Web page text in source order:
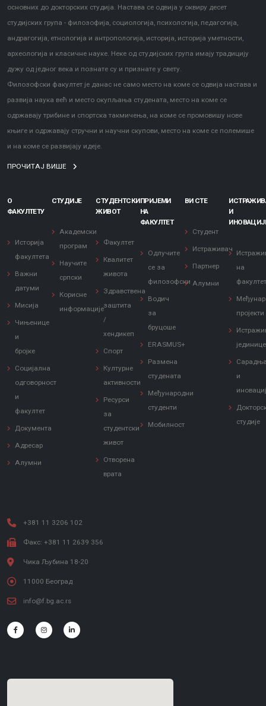
основних до докторских студија. Настава се одвија у оквиру десет
студијских група - филозофија, социологија, психологија, педагогија,
андрагогија, етнологија и антропологија, историја, историја уметности,
археологија и класичне науке. Неке од студијских група имају традицију
дужу од једног века и познате су и признате у свету.
Филозофски факултет је данас не само место на коме се одвија настава и
развија наука већ и место окупљања студената, место на коме се
одржавају трибине и спортска такмичења, на коме се промовишу нове
књиге и одржавају стручни и научни скупови, место на коме се полемише
и на коме се развијају идеје.
ПРОЧИТАЈ ВИШЕ
О
ФАКУЛТЕТУ
Историја
факултета
Важни
датуми
Мисија
Чињенице
и
бројке
Социјална
одговорност
и
факултет
Документа
Адресар
Алумни
СТУДИЈЕ
Академски
програм
Научите
српски
Корисне
информације
СТУДЕНТСКИ
ЖИВОТ
Факултет
Квалитет
живота
Здравствена
заштита
/
хендикеп
Спорт
Културне
активности
Ресурси
за
студентски
живот
Отворена
врата
ПРИЈЕМИ
НА
ФАКУЛТЕТ
Одлучите
се за
филозофски
Водич
за
бруцоше
ERASMUS+
Размена
студената
Међународни
студенти
Мобилност
ВИ СТЕ
Студент
Истраживач
Партнер
Алумни
И
на
пројекти
јединице
и
студије
+381 11 3206 102
Факс: +381 11 2639 356
Чика Љубина 18-20
11000 Београд
info@f.bg.ac.rs